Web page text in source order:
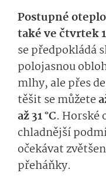
Postupné
také ve čtvrtek
se předpokládá
polojasnou
mlhy, ale přes
těšit se můžete
až 31 °C. Horské
chladnější
očekávat
přeháňky.